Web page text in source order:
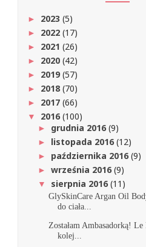
► 2023 (5)
► 2022 (17)
► 2021 (26)
► 2020 (42)
► 2019(57)
► 2018 (70)
► 2017 (66)
▼ 2016(100)
► grudnia 2016(9)
► listopada 2016(12)
► października 2016(9)
► września 2016(9)
▼ sierpnia 2016(11)
GlySkinCare Argan Oil
do ciała...
Zostałam Ambasadorką!
kolej...